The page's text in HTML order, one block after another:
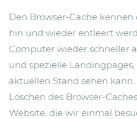
Den Browser-Cache
hin und wieder entleert
Computer wieder schneller
und spezielle
aktuellen Stand sehen
Löschen des Browser-
Website, die wir einmal